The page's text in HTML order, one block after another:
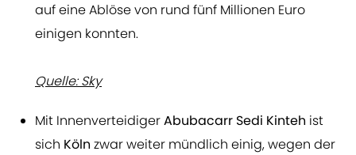
auf eine Ablöse von rund fünf Millionen Euro
einigen konnten.
Quelle: Sky
Mit InnenverteidigerAbubacarr Sedi Kinteh ist
sich Köln zwar weiter mündlich einig, wegen der